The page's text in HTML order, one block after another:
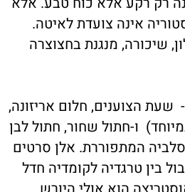
אינה צועדת לאיטה.
שיכורה, מנגנת בחצוצרה
שעת הצוענים, חלום אריזונה,
ו-חתול שחור, חתול לבן
המתפוררת. אלן סרטים
בין טרגדיה לקומדיה חדל